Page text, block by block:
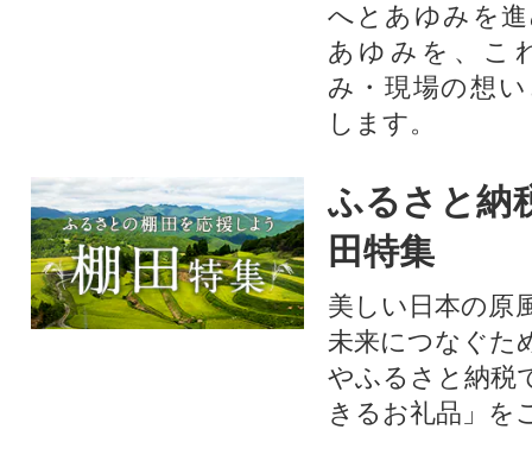
へとあゆみを
あゆみを、こ
み・現場の想
します。
ふるさと納
田特集
美しい日本の原
未来につなぐた
やふるさと納税
きるお礼品」を